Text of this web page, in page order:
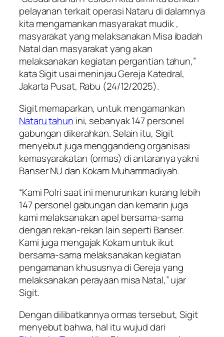
pelayanan terkait operasi Nataru di dalamnya
kita mengamankan masyarakat mudik ,
masyarakat yang melaksanakan Misa ibadah
Natal dan masyarakat yang akan
melaksanakan kegiatan pergantian tahun,”
kata Sigit usai meninjau Gereja Katedral,
Jakarta Pusat, Rabu (24/12/2025).
Sigit memaparkan, untuk mengamankan
Nataru tahun ini, sebanyak 147 personel
gabungan dikerahkan. Selain itu, Sigit
menyebut juga menggandeng organisasi
kemasyarakatan (ormas) di antaranya yakni
Banser NU dan Kokam Muhammadiyah.
“Kami Polri saat ini menurunkan kurang lebih
147 personel gabungan dan kemarin juga
kami melaksanakan apel bersama-sama
dengan rekan-rekan lain seperti Banser.
Kami juga mengajak Kokam untuk ikut
bersama-sama melaksanakan kegiatan
pengamanan khususnya di Gereja yang
melaksanakan perayaan misa Natal,” ujar
Sigit.
Dengan dilibatkannya ormas tersebut, Sigit
menyebut bahwa, hal itu wujud dari